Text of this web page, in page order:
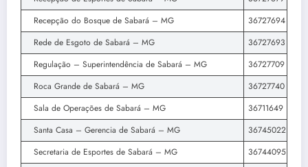
Recepção do Bosque de Sabará – MG
36727694
Rede de Esgoto de Sabará – MG
36727693
Regulação – Superintendência de Sabará – MG
36727709
Roca Grande de Sabará – MG
36727740
Sala de Operações de Sabará – MG
36711649
Santa Casa – Gerencia de Sabará – MG
36745022
Secretaria de Esportes de Sabará – MG
36744095